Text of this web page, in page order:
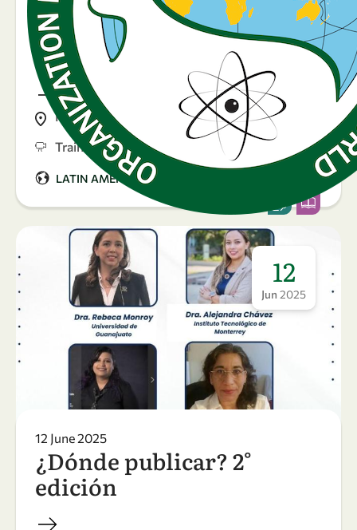
25 September 2025
Día de la mujer
hondureña
Honduras
Training
LATIN AMERICA & CARIBBEAN
12
Jun 2025
12 June 2025
¿Dónde publicar? 2°
edición